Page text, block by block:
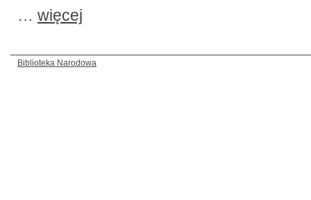
… więcej
Biblioteka Narodowa